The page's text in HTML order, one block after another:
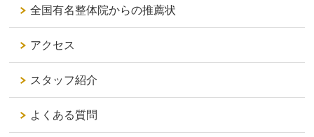
全国有名整体院からの推薦状
アクセス
スタッフ紹介
よくある質問